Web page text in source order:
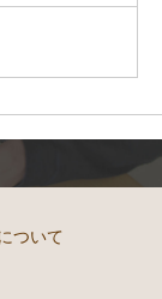
ついて